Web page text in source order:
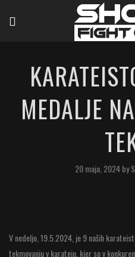
MEDALJE
20 maja, 2024by
V nedeljo, 19.5.2024, je 9 naših
tekmovanju v karateju, kjer so v